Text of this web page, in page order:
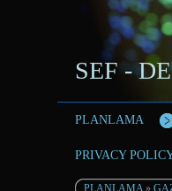
SEF -
PLANLAMA
PRIVACY
PLANLAMA»